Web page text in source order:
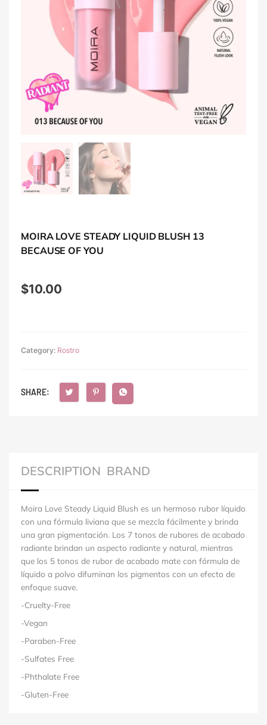
MOIRA LOVE STEADY LIQUID BLUSH 13
BECAUSE OF YOU
$10.00
Category: Rostro
SHARE:
DESCRIPTION BRAND
Moira Love Steady Liquid Blush es un hermoso rubor líquido
con una fórmula liviana que se mezcla fácilmente y brinda
una gran pigmentación. Los 7 tonos de rubores de acabado
radiante brindan un aspecto radiante y natural, mientras
que los 5 tonos de rubor de acabado mate con fórmula de
líquido a polvo difuminan los pigmentos con un efecto de
enfoque suave.
-Cruelty-Free
-Vegan
-Paraben-Free
-Sulfates Free
-Phthalate Free
-Gluten-Free